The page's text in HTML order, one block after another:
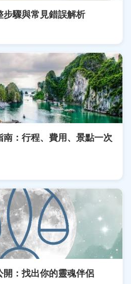
驟與常見錯誤解析
：行程、費用、景點一次
：找出你的靈魂伴侶